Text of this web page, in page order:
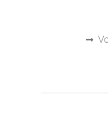
ENVOYEZ MOI
En cliquant sur “Je